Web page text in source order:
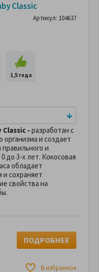
Classic
Артикул: 104637
1,5 года
- разработан с
организма и создает
и
до 3-х лет. Кокосовая
обладает
сохраняет
свойства на
В избранное
ПОДРОБНЕЕ